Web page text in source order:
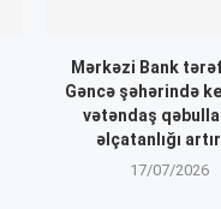
Mərkəzi Bank
Gəncə şəhərində
vətəndaş
əlçatanlığı
17/07/2026